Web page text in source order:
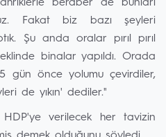
beraber de bunları
Fakat biz bazı şeyleri
Şu anda oralar pırıl pırıl
binalar yapıldı. Orada
gün önce yolumu çevirdiler,
de yıkın' dediler."
HDP'ye verilecek her tavizin